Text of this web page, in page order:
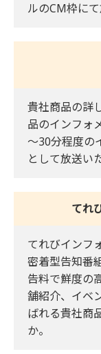
ルのCM枠に
貴社商品の詳
品のインフォ
～30分程度の
として放送い
てれ
てれびインフ
密着型告知番
告料で鮮度の
舗紹介、イベ
ばれる貴社商
か。